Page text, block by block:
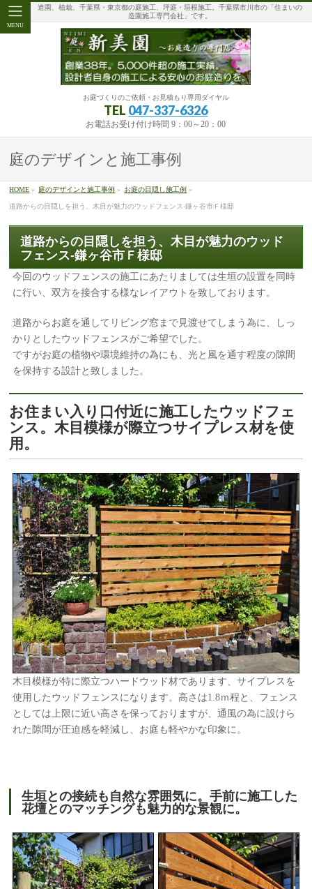
MENU
造園、植栽、千葉県・東京都の庭施工、坪庭・垣根施工。千葉県市川市の「住まいの
造園施工専門会社」です。
お庭づくりのご依頼・お見積もり専用ダイヤル
TEL 047-337-6326
お電話お受け付け時間 9：00～20：00
庭のデザインと施工事例
HOME » 庭のデザインと施工事例 » お庭の目隠し施工例 »
道路からの目隠しを担う、木目が魅力のウッドフェンス-鎌ヶ谷市Ｆ様邸
道路からの目隠しを担う、木目が魅力のウッド
フェンス-鎌ヶ谷市Ｆ様邸
今回のウッドフェンスの施工にあたりましては生垣の設置を同時
に行い、双方を接合する様なレイアウトを致しております。
道路からお庭を通してリビング窓まで見渡せてしまう為に、しっ
かりとしたウッドフェンスがご希望でした。
ですがお庭の植物や環境維持の為にも、光と風を通す程度の隙間
を保持する設計と致しました。
お住まい入り口付近に施工したウッドフェ
ンス。木目模様が際立つサイプレス材を使
用。
木目模様が特に際立つハードウッド材であります、サイプレスを
使用したウッドフェンスになります。高さは1.8ｍ程と、フェンス
としては上限に近い高さを保っておりますが、通風の為に設けら
れた隙間が圧迫感を軽減し、お庭も軽やかな印象に。
生垣との接続も自然な雰囲気に。手前に施工した
花壇とのマッチングも魅力的な景観に。